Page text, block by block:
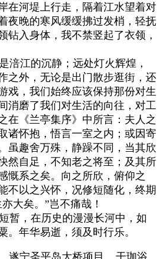
在河堤上行走，隔着江水望着对
夜晚的寒风缓缓拂过发梢，轻抚
钻入身体，我不禁竖起了衣领，
涪江的沉静；远处灯火辉煌，
之外，无论是出门散步逛街，还
戏，我们始终应该保持那份对生
消磨了我们对生活的向往，对工
在《兰亭集序》中所言：夫人之
诸怀抱，悟言一室之内；或因寄
虽趣舍万殊，静躁不同，当其欣
然自足，不知老之将至；及其所
慨系之矣。向之所欣，俯仰之
不以之兴怀，况修短随化，终期
大矣。”岂不痛哉！
暂，在历史的漫漫长河中，如
。年华易逝，须及时行乐。